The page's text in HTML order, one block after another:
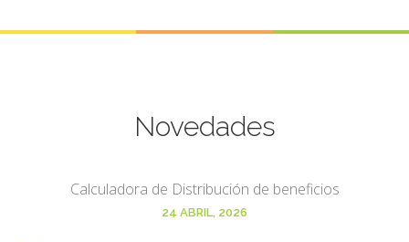
Novedades
Calculadora de Distribución de beneficios
24 ABRIL, 2026